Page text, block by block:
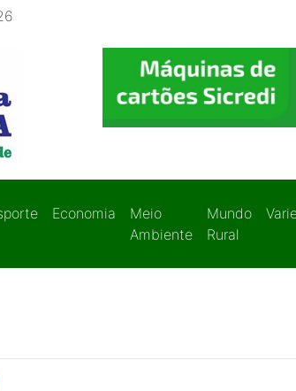
Economia
Meio
Ambiente
Mundo
Rural